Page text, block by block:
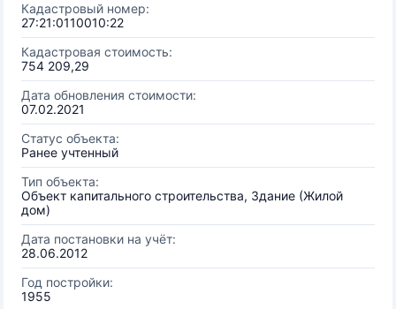
Кадастровый номер:
27:21:0110010:22
Кадастровая стоимость:
754 209,29
Дата обновления стоимости:
07.02.2021
Статус объекта:
Ранее учтенный
Тип объекта:
Объект капитального строительства, Здание (Жилой
дом)
Дата постановки на учёт:
28.06.2012
Год постройки:
1955